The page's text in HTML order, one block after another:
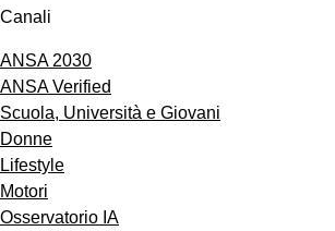
Canali
ANSA 2030
ANSA Verified
Scuola, Università e Giovani
Donne
Lifestyle
Motori
Osservatorio IA